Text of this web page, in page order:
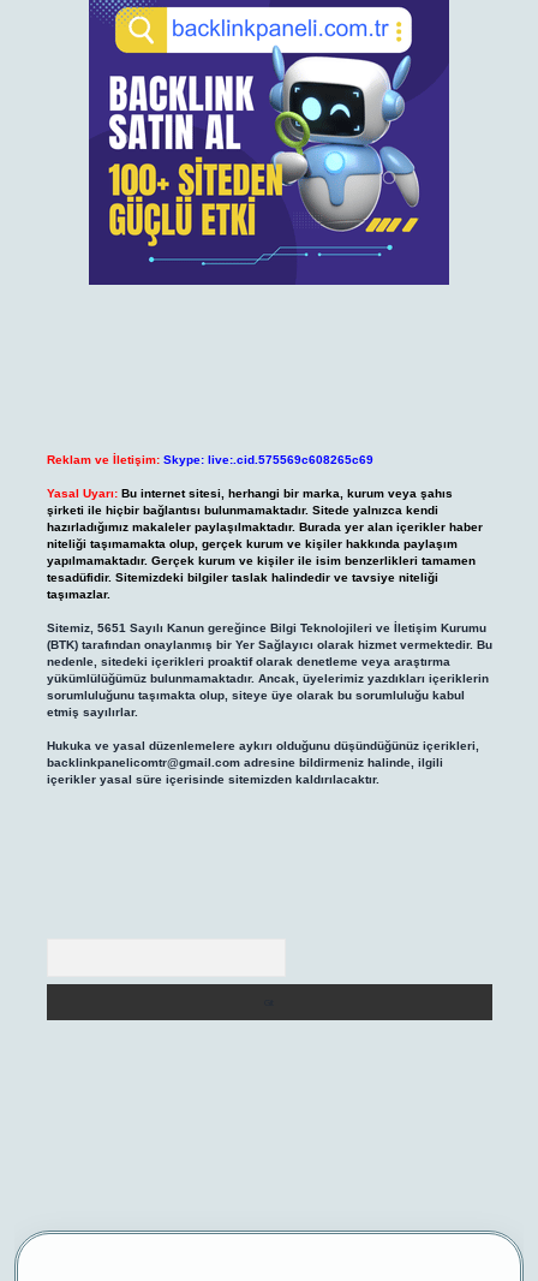
Reklam ve İletişim: Skype: live:.cid.575569c608265c69
Yasal Uyarı: Bu internet sitesi, herhangi bir marka, kurum veya şahıs
şirketi ile hiçbir bağlantısı bulunmamaktadır. Sitede yalnızca kendi
hazırladığımız makaleler paylaşılmaktadır. Burada yer alan içerikler haber
niteliği taşımamakta olup, gerçek kurum ve kişiler hakkında paylaşım
yapılmamaktadır. Gerçek kurum ve kişiler ile isim benzerlikleri tamamen
tesadüfidir. Sitemizdeki bilgiler taslak halindedir ve tavsiye niteliği
taşımazlar.
Sitemiz, 5651 Sayılı Kanun gereğince Bilgi Teknolojileri ve İletişim Kurumu
(BTK) tarafından onaylanmış bir Yer Sağlayıcı olarak hizmet vermektedir. Bu
nedenle, sitedeki içerikleri proaktif olarak denetleme veya araştırma
yükümlülüğümüz bulunmamaktadır. Ancak, üyelerimiz yazdıkları içeriklerin
sorumluluğunu taşımakta olup, siteye üye olarak bu sorumluluğu kabul
etmiş sayılırlar.
Hukuka ve yasal düzenlemelere aykırı olduğunu düşündüğünüz içerikleri,
backlinkpanelicomtr@gmail.comadresine bildirmeniz halinde, ilgili
içerikler yasal süre içerisinde sitemizden kaldırılacaktır.